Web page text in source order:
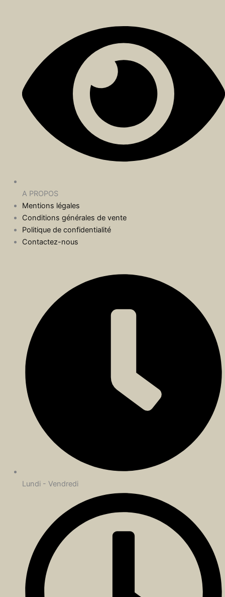
A PROPOS
Mentions légales
Conditions générales de vente
Politique de confidentialité
Contactez-nous
Lundi - Vendredi